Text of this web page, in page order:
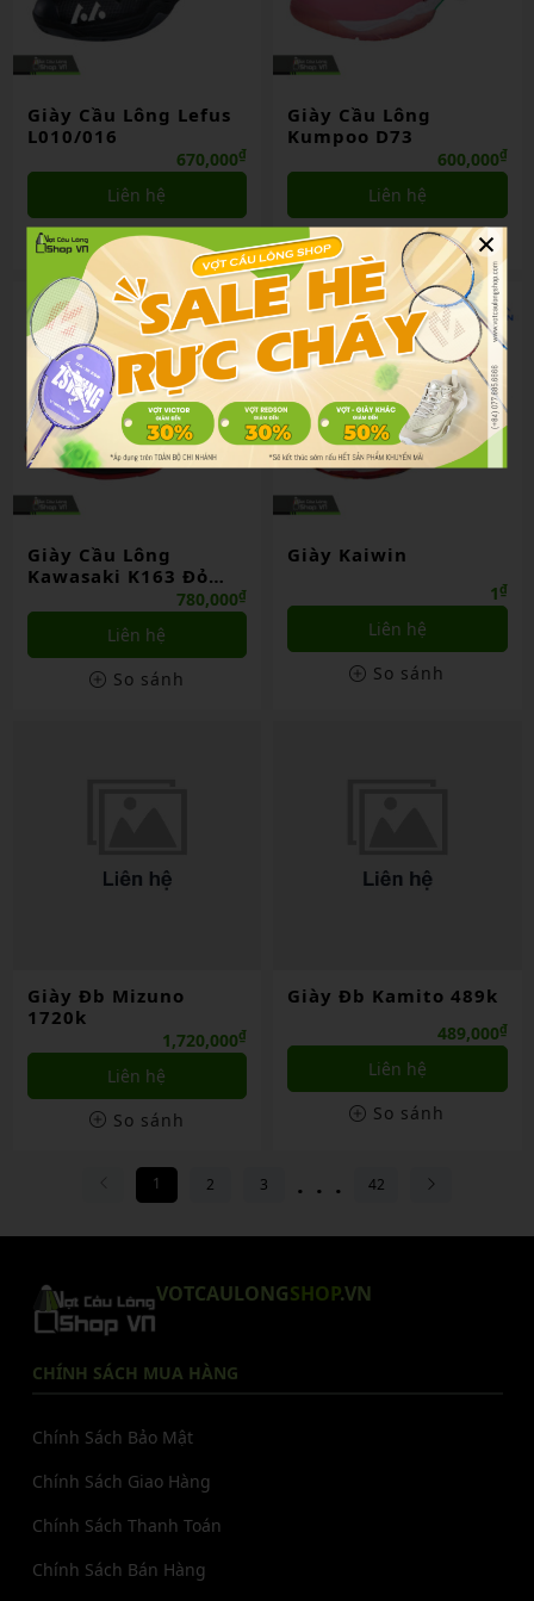
Giày Cầu Lông Lefus
L010/016
670,000₫
Liên hệ
So sánh
Giày Cầu Lông
Kumpoo D73
600,000₫
Liên hệ
So sánh
Giày Cầu Lông
Kawasaki K163 Đỏ
780,000₫
Liên hệ
So sánh
Giày Kaiwin
1₫
Liên hệ
So sánh
Giày Đb Mizuno
1720k
1,720,000₫
Liên hệ
So sánh
Giày Đb Kamito 489k
489,000₫
Liên hệ
So sánh
1 2 3 ... 42
VOTCAULONGSHOP.VN
CHÍNH SÁCH MUA HÀNG
Chính Sách Bảo Mật
Chính Sách Giao Hàng
Chính Sách Thanh Toán
Chính Sách Bán Hàng
×